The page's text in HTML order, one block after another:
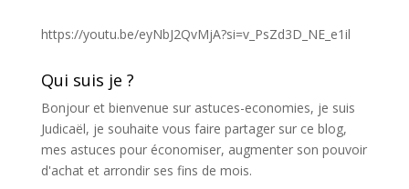
https://youtu.be/eyNbJ2QvMjA?si=v_PsZd3D_NE_e1il
Qui suis je ?
Bonjour et bienvenue sur astuces-economies, je suis
Judicaël, je souhaite vous faire partager sur ce blog,
mes astuces pour économiser, augmenter son pouvoir
d'achat et arrondir ses fins de mois.